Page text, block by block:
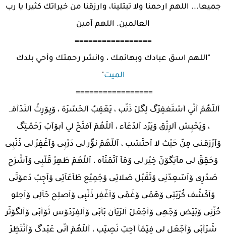
جميعا... اللهم ارحمنا ولا تبتلينا، وارزقنا من خيراتك كثيرا يا رب
العالمين. اللهم آمين
=================
"اللهم اسق عبادك وبهائمك ، وانشر رحمتك وأحي بلدك
الميت"
=================
آللّهُمَ آنّي آسّتَغفِرّگ لِگلّ ذَنّب ، يَعّقِبُ آلحَسّرَة ، ۆيِۆرِثّ آلنَدّآمَہ
، ۆيَحّبِسّ آلرِزّق ۆيَرّد آلدّعَآء ، آللّهُمَ آفتَحّ لي آبۆآبّ رَحَمّـتِگ
ۆآرّزقـنی مِنّ حَيّث لا آحتَسّب ، آللّهُمَ نۆّر لی دَرّبِی ۆآغّفِرّ لی ذَنّبِی
ۆحَقِقّ لی مآيَگۆنّ خِيّر لی ۆمَآ آتَمَنّآه ، آللّهُمَ طَهِرّ قَلّبِی ۆآشّرَح
صَدّرِی ۆآسّعِدّنِی ۆتَقَبّل صَلاتِی ۆجَمِيّع طَآعَآتِی ۆآجِبّ دَعۆتَی
ۆآكَشّف كُرّبَتِی ۆهَمّی ۆغَمّی ۆآغّفِر ذَنّبِی ۆآصلِح حَآلِی ۆآجلو
حُزّنِی ۆبَيّض ۆجّهِی ۆآجّعَلّ آلرّيَآن بَآبَی ۆآلفِرّدَۆس ثَۆآبَی ۆآلگۆثّر
شَرّآبَی ۆآجّعَل لی فِيّمَآ آحِبّ نَصِيّب ، آللّهُمَ آنّی عَبّدگ ۆآنّتَظِرّ